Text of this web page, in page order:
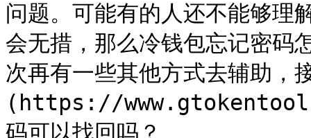
问题。可能有的人还不能够理
会无措，那么冷钱包忘记密码
次再有一些其他方式去辅助
(https://
码可以找回吗？